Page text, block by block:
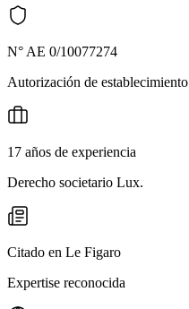
N° AE 0/10077274
Autorización de establecimiento
17 años de experiencia
Derecho societario Lux.
Citado en Le Figaro
Expertise reconocida